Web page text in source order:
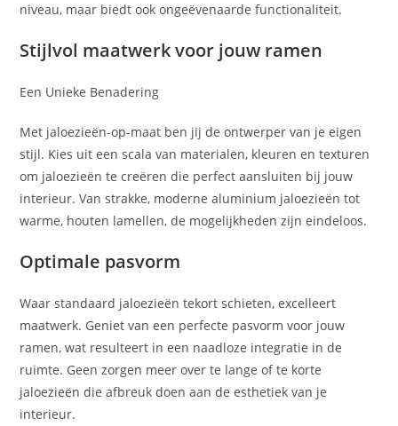
niveau, maar biedt ook ongeëvenaarde functionaliteit.
Stijlvol maatwerk voor jouw ramen
Een Unieke Benadering
Met jaloezieën-op-maat ben jij de ontwerper van je eigen
stijl. Kies uit een scala van materialen, kleuren en texturen
om jaloezieën te creëren die perfect aansluiten bij jouw
interieur. Van strakke, moderne aluminium jaloezieën tot
warme, houten lamellen, de mogelijkheden zijn eindeloos.
Optimale pasvorm
Waar standaard jaloezieën tekort schieten, excelleert
maatwerk. Geniet van een perfecte pasvorm voor jouw
ramen, wat resulteert in een naadloze integratie in de
ruimte. Geen zorgen meer over te lange of te korte
jaloezieën die afbreuk doen aan de esthetiek van je
interieur.